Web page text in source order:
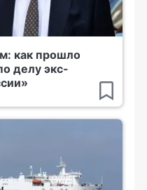
как прошло
делу экс-